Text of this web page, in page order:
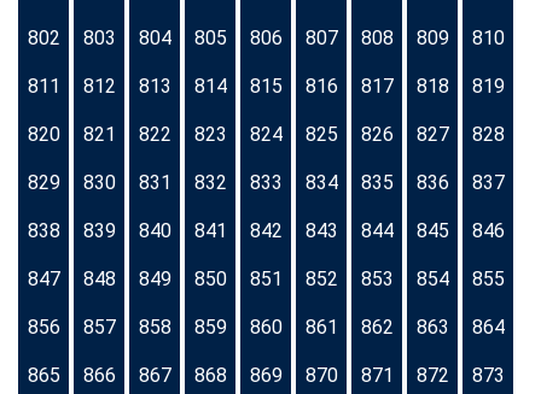
802 803 804 805 806 807 808 809 810
811 812 813 814 815 816 817 818 819
820 821 822 823 824 825 826 827 828
829 830 831 832 833 834 835 836 837
838 839 840 841 842 843 844 845 846
847 848 849 850 851 852 853 854 855
856 857 858 859 860 861 862 863 864
865 866 867 868 869 870 871 872 873